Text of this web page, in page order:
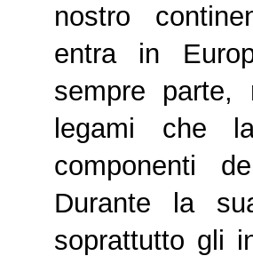
nostro
entra in
sempre parte,
legami che
componenti
Durante la
soprattutto gli